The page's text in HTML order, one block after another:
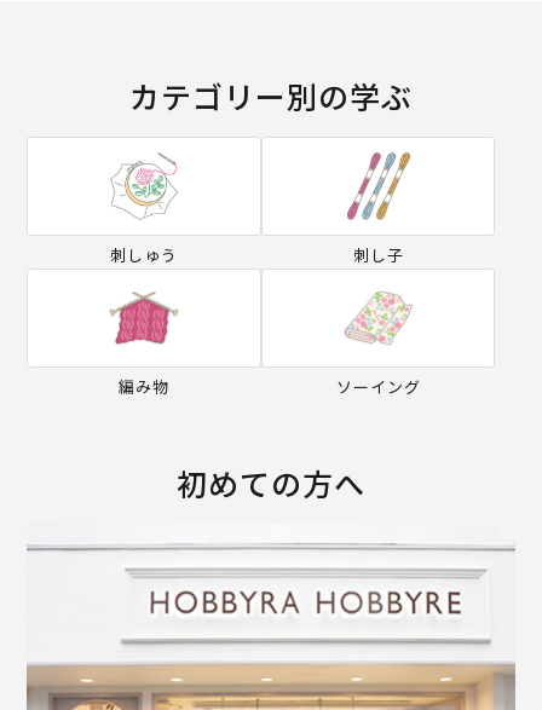
カテゴリー別の学ぶ
刺しゅう 刺し子
編み物 ソーイング
初めての方へ